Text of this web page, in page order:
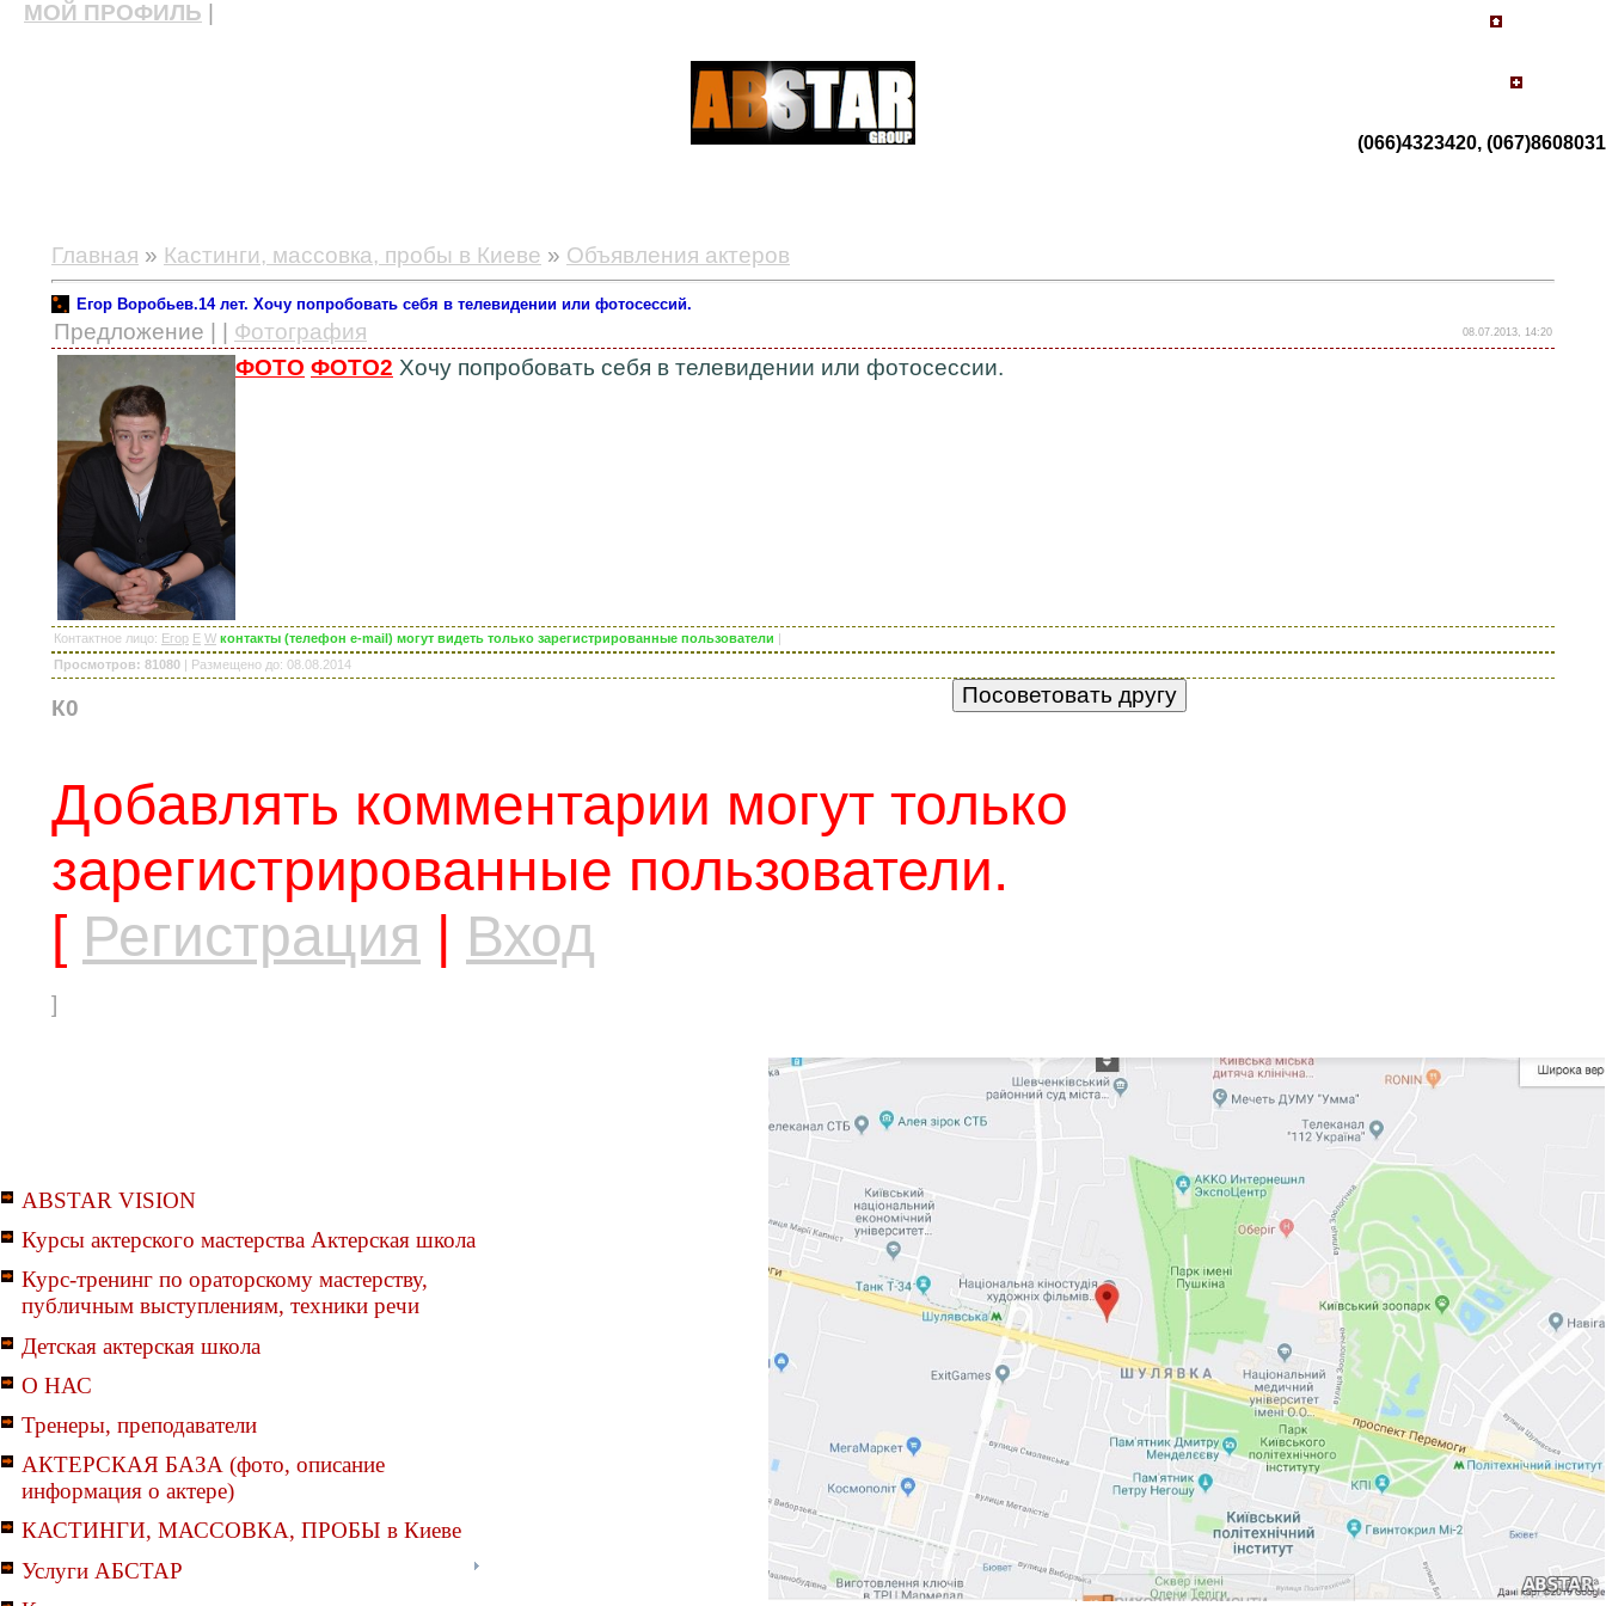
МОЙ ПРОФИЛЬ
(066)4323420, (067)8608031
Главная » Кастинги, массовка, пробы в Киеве » Объявления актеров
Егор Воробьев.14 лет. Хочу попробовать себя в телевидении или фотосессий.
Предложение | | Фотография 08.07.2013, 14:20
ФОТО ФОТО2 Хочу попробовать себя в телевидении или фотосессии.
Контактное лицо: Егор E W контакты (телефон e-mail) могут видеть только зарегистрированные пользователи |
Просмотров: 81080 | Размещено до: 08.08.2014
К0
Добавлять комментарии могут только
зарегистрированные пользователи.
[ Регистрация Вход
]
ABSTAR VISION
Курсы актерского мастерства Актерская школа
Курс-тренинг по ораторскому мастерству,
публичным выступлениям, техники речи
Детская актерская школа
О НАС
Тренеры, преподаватели
АКТЕРСКАЯ БАЗА (фото, описание
информация о актере)
КАСТИНГИ, МАССОВКА, ПРОБЫ в Киеве
Услуги АБСТАР